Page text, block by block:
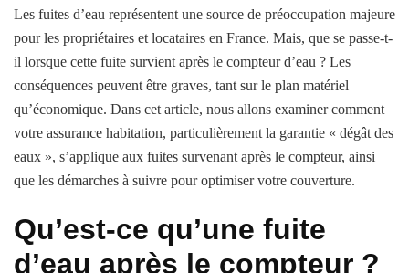
Les fuites d’eau représentent une source de préoccupation majeure
pour les propriétaires et locataires en France. Mais, que se passe-t-
il lorsque cette fuite survient après le compteur d’eau ? Les
conséquences peuvent être graves, tant sur le plan matériel
qu’économique. Dans cet article, nous allons examiner comment
votre assurance habitation, particulièrement la garantie « dégât des
eaux », s’applique aux fuites survenant après le compteur, ainsi
que les démarches à suivre pour optimiser votre couverture.
Qu’est-ce qu’une fuite
d’eau après le compteur ?